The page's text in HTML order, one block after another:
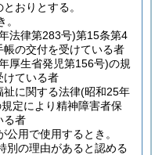
おりとする。
法律第283号)第15条第4
の交付を受けている者
厚生省発児第156号)の規
けている者
祉に関する法律(昭和25年
定により精神障害者保
る者
用で使用するとき。
別の理由があると認める